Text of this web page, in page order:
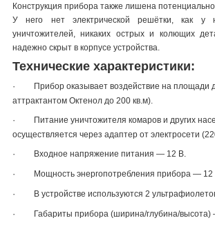
Конструкция прибора также лишена
У него нет электрической решётки, как у
уничтожителей, никаких острых и колющих
надежно скрыт в корпусе устройства.
Технические характеристики:
·
Прибор оказывает воздействие на площади
аттрактантом Октенол до 200 кв.м).
·
Питание уничтожителя комаров и других
осуществляется через адаптер от электросети
· Входное напряжение питания — 12 В.
· Мощность энергопотребления прибора — 12
· В устройстве используются 2
· Габариты прибора (ширина/глубина/высота)